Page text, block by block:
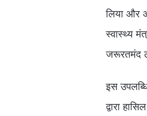
लिया और
स्वास्थ्य
जरूरतमंद
इस
द्वारा